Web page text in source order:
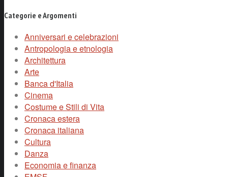
Categorie e Argomenti
Anniversari e celebrazioni
Antropologia e etnologia
Architettura
Arte
Banca d'Italia
Cinema
Costume e Stili di Vita
Cronaca estera
Cronaca italiana
Cultura
Danza
Economia e finanza